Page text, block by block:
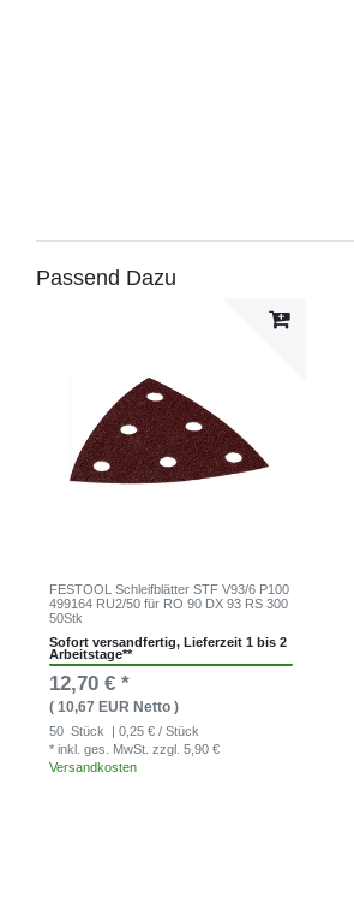
Passend Dazu
FESTOOL Schleifblätter STF V93/6 P100
499164 RU2/50 für RO 90 DX 93 RS 300
50Stk
Sofort versandfertig, Lieferzeit 1 bis 2
Arbeitstage**
12,70 € *
( 10,67 EUR Netto )
50 Stück
| 0,25 € / Stück
* inkl. ges. MwSt. zzgl. 5,90 €
Versandkosten